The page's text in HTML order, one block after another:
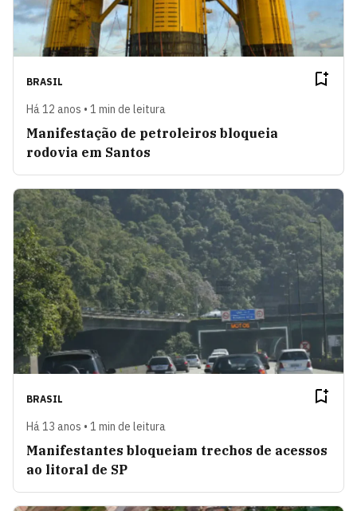
BRASIL
Há 12 anos • 1 min de leitura
Manifestação de petroleiros bloqueia
rodovia em Santos
BRASIL
Há 13 anos • 1 min de leitura
Manifestantes bloqueiam trechos de acessos
ao litoral de SP